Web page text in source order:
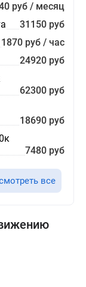
руб / месяц
31150 руб
1870 руб / час
24920 руб
62300 руб
18690 руб
7480 руб
все